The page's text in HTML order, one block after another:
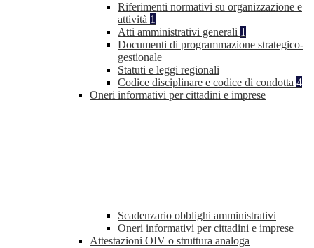
Riferimenti normativi su organizzazione e
attività 1
Atti amministrativi generali 1
Documenti di programmazione strategico-
gestionale
Statuti e leggi regionali
Codice disciplinare e codice di condotta 4
Oneri informativi per cittadini e imprese
Scadenzario obblighi amministrativi
Oneri informativi per cittadini e imprese
Attestazioni OIV o struttura analoga